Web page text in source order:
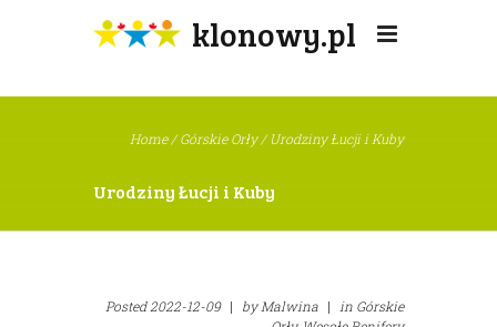
klonowy.pl
Home/Górskie Orły/ Urodziny Łucji i Kuby
Urodziny Łucji i Kuby
Posted2022-12-09 | byMalwina | in Górskie